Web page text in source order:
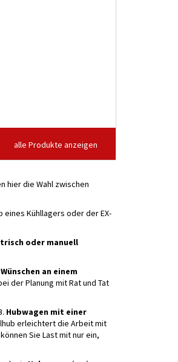
alle Produkte anzeigen
hier die Wahl zwischen
Kühllagers oder der EX-
oder manuell
an einem
der Planung mit Rat und Tat
Hubwagen mit einer
erleichtert die Arbeit mit
Sie Last mit nur ein,